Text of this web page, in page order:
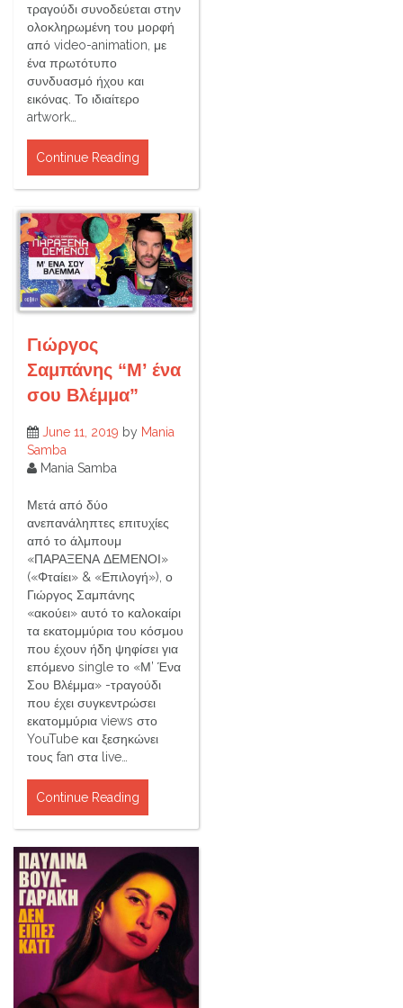
τραγούδι συνοδεύεται στην
ολοκληρωμένη του μορφή
από video-animation, με
ένα πρωτότυπο
συνδυασμό ήχου και
εικόνας. Το ιδιαίτερο
artwork…
Continue Reading
Γιώργος
Σαμπάνης “Μ’ ένα
σου Βλέμμα”
June 11, 2019 by Mania
Samba
Mania Samba
Μετά από δύο
ανεπανάληπτες επιτυχίες
από το άλμπουμ
«ΠΑΡΑΞΕΝΑ ΔΕΜΕΝΟΙ»
(«Φταίει» & «Επιλογή»), ο
Γιώργος Σαμπάνης
«ακούει» αυτό το καλοκαίρι
τα εκατομμύρια του κόσμου
που έχουν ήδη ψηφίσει για
επόμενο single το «Μ’ Ένα
Σου Βλέμμα» -τραγούδι
που έχει συγκεντρώσει
εκατομμύρια views στο
YouTube και ξεσηκώνει
τους fan στα live…
Continue Reading